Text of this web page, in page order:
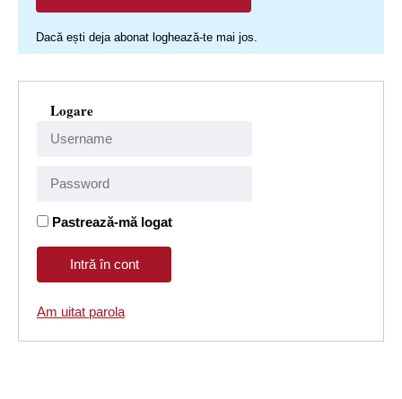
Dacă ești deja abonat loghează-te mai jos.
Logare
Pastrează-mă logat
Am uitat parola